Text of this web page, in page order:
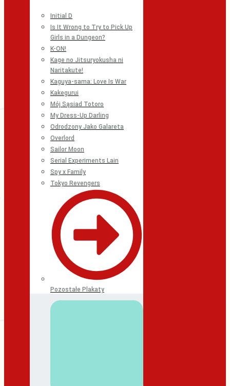
Initial D
Is It Wrong to Try to Pick Up
Girls in a Dungeon?
K-ON!
Kage no Jitsuryokusha ni
Naritakute!
Kaguya-sama: Love Is War
Kakegurui
Mój Sąsiad Totoro
My Dress-Up Darling
Odrodzony Jako Galareta
Overlord
Sailor Moon
Serial Experiments Lain
Spy x Family
Tokyo Revengers
Pozostałe Plakaty